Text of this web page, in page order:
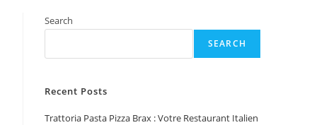
Search
SEARCH
Recent Posts
Trattoria Pasta Pizza Brax : Votre Restaurant Italien